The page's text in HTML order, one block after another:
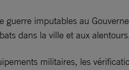
imputables au
dans la ville et aux
militaires, les